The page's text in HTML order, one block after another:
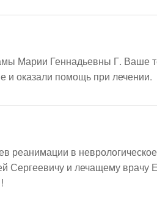
Марии Геннадьевны Г. Ваше
и оказали помощь при лечении.
реанимации в
Сергеевичу и лечащему